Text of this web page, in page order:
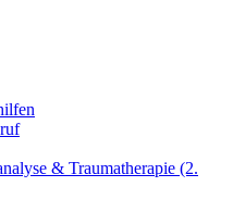
& Traumatherapie (2.